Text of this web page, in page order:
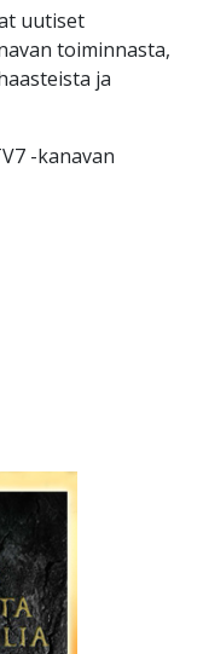
uutiset
toiminnasta,
ja
-kanavan